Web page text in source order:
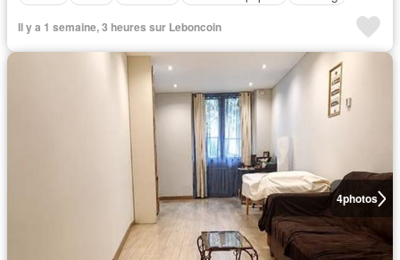
Il y a 1 semaine, 3 heures sur Leboncoin
4photos